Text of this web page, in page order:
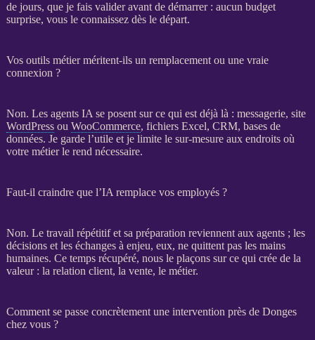
de jours, que je fais valider avant de démarrer : aucun budget
surprise, vous le connaissez dès le départ.
Vos outils métier méritent-ils un remplacement ou une vraie
connexion ?
Non. Les agents IA se posent sur ce qui est déjà là : messagerie, site
WordPressou WooCommerce, fichiers Excel, CRM, bases de
données. Je garde l’utile et je limite le sur-mesure aux endroits où
votre métier le rend nécessaire.
Faut-il craindre que l’IA remplace vos employés ?
Non. Le travail répétitif et sa préparation reviennent aux agents; les
décisions et les échanges à enjeu, eux, ne quittent pas les mains
humaines. Ce temps récupéré, nous le plaçons sur ce qui crée de la
valeur : la relation client, la vente, le métier.
Comment se passe concrètement une intervention près de Donges
chez vous ?